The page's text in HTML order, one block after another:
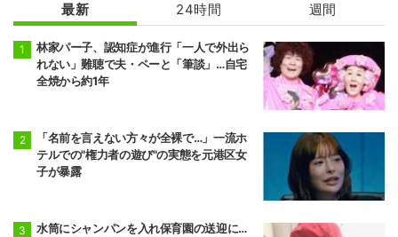
最新 24時間 週間
林家パー子、認知症が進行「一人で外出ら
れない」難聴で夫・ペーと「筆談」…自宅
全焼から約1年
「名前を言えない方々が全裸で…」一流ホ
テルでの"権力者の遊び"の実態を元港区女
子が暴露
水筒にシャンパンを入れ保育園の送迎に…